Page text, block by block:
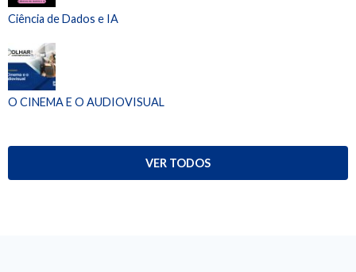
Ciência de Dados e IA
O CINEMA E O AUDIOVISUAL
VER TODOS